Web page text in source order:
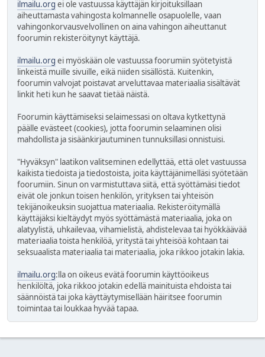
ilmailu.org ei ole vastuussa käyttäjän kirjoituksillaan
aiheuttamasta vahingosta kolmannelle osapuolelle, vaan
vahingonkorvausvelvollinen on aina vahingon aiheuttanut
foorumin rekisteröitynyt käyttäjä.
ilmailu.org ei myöskään ole vastuussa foorumiin syötetyistä
linkeistä muille sivuille, eikä niiden sisällöstä. Kuitenkin,
foorumin valvojat poistavat arveluttavaa materiaalia sisältävät
linkit heti kun he saavat tietää näistä.
Foorumin käyttämiseksi selaimessasi on oltava kytkettynä
päälle evästeet (cookies), jotta foorumin selaaminen olisi
mahdollista ja sisäänkirjautuminen tunnuksillasi onnistuisi.
"Hyväksyn" laatikon valitseminen edellyttää, että olet vastuussa
kaikista tiedoista ja tiedostoista, joita käyttäjänimelläsi syötetään
foorumiin. Sinun on varmistuttava siitä, että syöttämäsi tiedot
eivät ole jonkun toisen henkilön, yrityksen tai yhteisön
tekijänoikeuksin suojattua materiaalia. Rekisteröitymällä
käyttäjäksi kieltäydyt myös syöttämästä materiaalia, joka on
alatyylistä, uhkailevaa, vihamielistä, ahdistelevaa tai hyökkäävää
materiaalia toista henkilöä, yritystä tai yhteisöä kohtaan tai
seksuaalista materiaalia tai materiaalia, joka rikkoo jotakin lakia.
ilmailu.org:lla on oikeus evätä foorumin käyttöoikeus
henkilöltä, joka rikkoo jotakin edellä mainituista ehdoista tai
säännöistä tai joka käyttäytymisellään häiritsee foorumin
toimintaa tai loukkaa hyvää tapaa.